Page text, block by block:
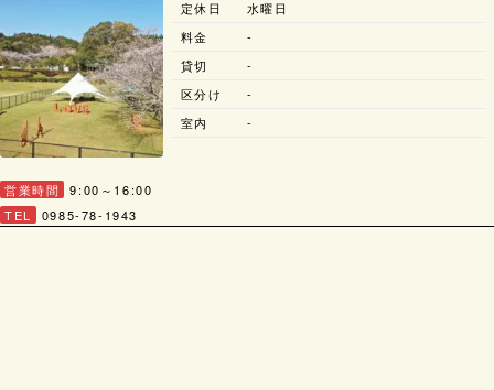
営業時間
9:00～16:00
TEL
0985-78-1943
定休日
水曜日
料金
-
貸切
-
区分け
-
室内
-